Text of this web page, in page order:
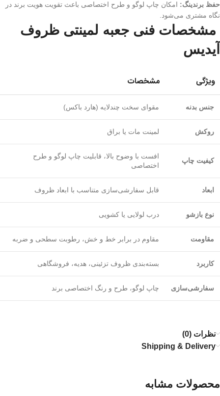
حفظ برندینگ: امکان چاپ لوگو و طرح اختصاصی باعث تقویت هویت برند در
نگاه مشتری می‌شود.
مشخصات فنی جعبه لمینتی ظروف
آیدیس
ویژگی مشخصات
جنس بدنه مقوای سخت چندلایه (هارد باکس)
روکش لمینت مات یا براق
کیفیت چاپ
افست با وضوح بالا، قابلیت چاپ لوگو و طرح
اختصاصی
ابعاد قابل سفارشی‌سازی متناسب با ابعاد ظروف
نوع بازشو درب لولایی یا کشویی
مقاومت مقاوم در برابر خط و خش، رطوبت سطحی و ضربه
کاربرد بسته‌بندی ظروف تزئینی، هدیه، فروشگاهی
سفارشی‌سازی چاپ لوگو، طرح و رنگ اختصاصی برند
نظرات (0)
Shipping & Delivery
محصولات مشابه